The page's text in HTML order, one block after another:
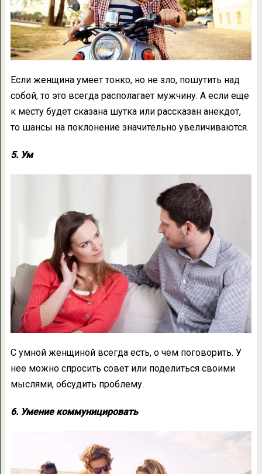
Если женщина умеет тонко, но не зло, пошутить над
собой, то это всегда располагает мужчину. А если еще
к месту будет сказана шутка или рассказан анекдот,
то шансы на поклонение значительно увеличиваются.
5. Ум
С умной женщиной всегда есть, о чем поговорить. У
нее можно спросить совет или поделиться своими
мыслями, обсудить проблему.
6. Умение коммуницировать